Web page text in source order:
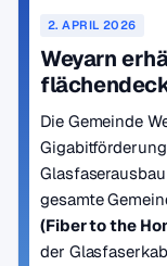
2. APRIL 2026
Weyarn
Die Gemeinde
gesamte
(Fiber to the
der